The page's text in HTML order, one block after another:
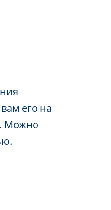
его на
Можно